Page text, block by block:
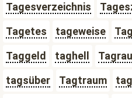
Tagesverzeichnis
Tagetes
tageweise
Taggeld
taghell
tagsüber
Tagtraum